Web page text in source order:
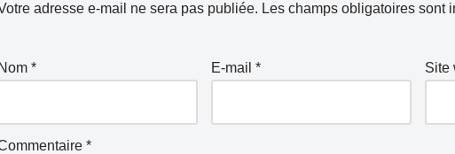
adresse e-mail ne sera pas publiée. Les champs obligatoires sont
Nom * E-mail * Site
*